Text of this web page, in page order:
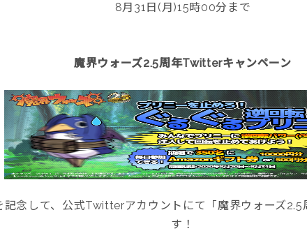
8月31日(月)15時00分まで
魔界ウォーズ2.5周年Twitterキャンペーン
記念して、公式Twitterアカウントにて「魔界ウォーズ
す！